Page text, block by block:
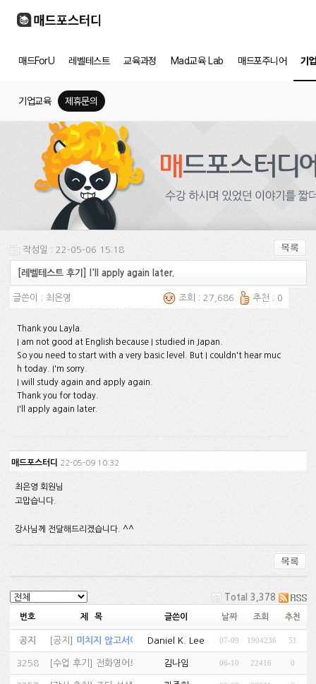
매드ForU 레벨테스트 교육과정 Mad교육 Lab 매드포주니어 기
기업교육 제휴문의
작성일 : 22-05-06 15:18
[레벨테스트 후기] I'll apply again later.
글쓴이 : 최은영 조회 : 27,686 추천 : 0
Thank you Layla.
I am not good at English because I studied in Japan.
So you need to start with a very basic level. But I couldn't hear muc
h today. I'm sorry.
I will study again and apply again.
Thank you for today.
I'll apply again later.
매드포스터디 22-05-09 10:32
최은영 회원님
고맙습니다.
강사님께 전달해드리겠습니다. ^^
Total 3,378
번호 제 목 글쓴이 날짜 조회 추천
공지 [공지 ] 미치지 않고서야...… (81)
Daniel K. Lee 07-09 1904236 51
3258 [수업 후기 ] 전화영어로 영어공부 마스터 하기… (1)
김나임 06-10 22416 0